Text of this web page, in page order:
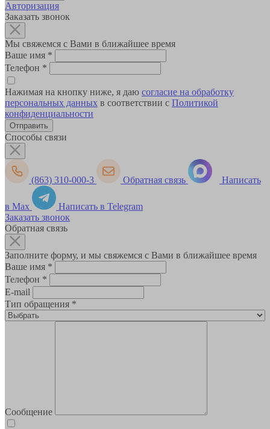
Авторизация
Заказать звонок
Мы свяжемся с Вами в ближайшее время
Ваше имя *
Телефон *
Нажимая на кнопку ниже, я даю согласие на обработку
персональных данных в соответствии с Политикой
конфиденциальности
Способы связи
(863) 310-000-3 Обратная связь Написать
в Max
Написать в Telegram
Заказать звонок
Обратная связь
Заполните форму, и мы свяжемся с Вами в ближайшее время
Ваше имя *
Телефон *
E-mail
Тип обращения *
Сообщение